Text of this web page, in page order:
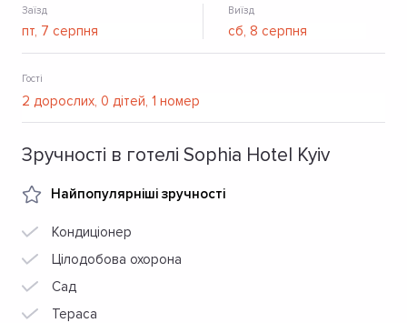
ресторан.
Заїзд Виїзд
Гості
Зручності в готелі Sophia Hotel Kyiv
Найпопулярніші зручності
Кондиціонер
Цілодобова охорона
Сад
Тераса